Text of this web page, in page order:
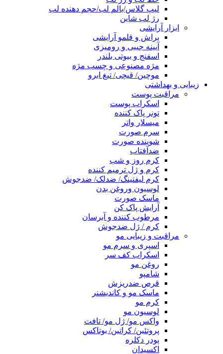
لیپ گلاس/بالم لب/حجم دهنده لب
رژ لب شاین
ابزار آرایشی
براش و قلمو آرایشی
آیینه جیبی و رومیزی
اسفنج و بیوتی بلندر
مژه مصنوعی و چسب مژه
موچین/ قیچی/ تیغ ابرو
زیبایی و بهداشتی
مراقبت پوست
اسکراب پوست
تونر پاک کننده
میسلار واتر
سرم صورت
شوینده صورت
ضدآفتاب
کرم روز و شب
کرم و ژل ترمیم کننده
کرم لیفتینگ/ ضدلک/ ضدجوش
لوسیون وروغن بدن
ماسک صورت
آرایش پاک کن
مرطوب کننده و آبرسان
کرم / ژل ضدجوش
مراقبت و زیبایی مو
اسپری و سرم مو
اسکراب کف سر
روغن مو
شامپو
قرص ضدریزش
ماسک مو و کاندیشنر
کرم مو
لوسیون مو
واکس مو/ ژل مو/ تافت
پروتئین/ کراتین/ بوتاکس
پودر دکلره
اکسیدان